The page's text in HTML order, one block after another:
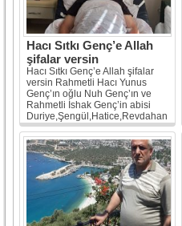
Hacı Sıtkı Genç’e Allah
şifalar versin
Hacı Sıtkı Genç’e Allah şifalar
versin Rahmetli Hacı Yunus
Genç’ın oğlu Nuh Genç’ın ve
Rahmetli İshak Genç’in abisi
Duriye,Şengül,Hatice,Revdahan...